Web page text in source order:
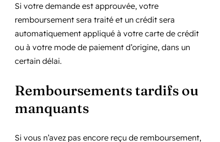
Si votre demande est approuvée, votre
remboursement sera traité et un crédit sera
automatiquement appliqué à votre carte de crédit
ou à votre mode de paiement d’origine, dans un
certain délai.
Remboursements tardifs ou
manquants
Si vous n’avez pas encore reçu de remboursement,